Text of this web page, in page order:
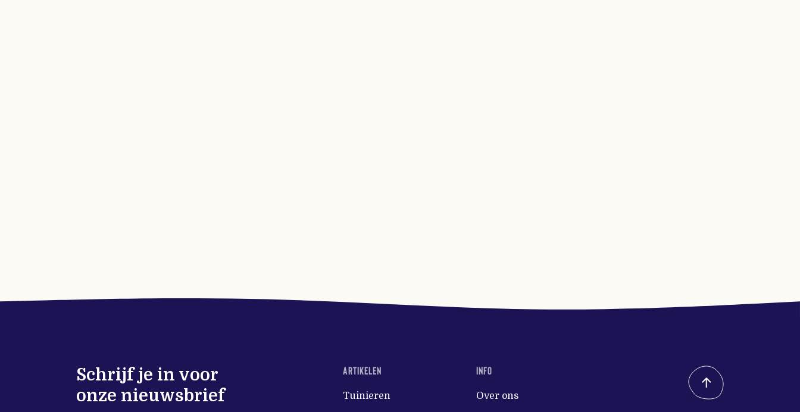
Schrijf je in voor
onze nieuwsbrief
ARTIKELEN
Tuinieren
INFO
Over ons